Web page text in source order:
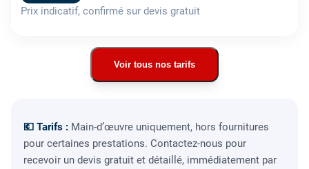
Prix indicatif, confirmé sur devis gratuit
Voir tous nos tarifs
💶 Tarifs : Main-d’œuvre uniquement, hors fournitures
pour certaines prestations. Contactez-nous pour
recevoir un devis gratuit et détaillé, immédiatement par